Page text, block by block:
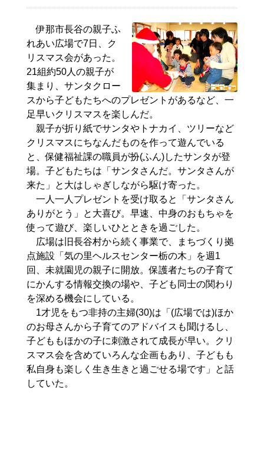
伊那市長谷の親子ふ
れあい広場で7日、ク
リスマス会があった。
21組約50人の親子が
集まり、サンタクロー
スから子どもたちへのプレゼントがあるなど、一
足早いクリスマスを楽しんだ。
親子が折り紙でサンタやトナカイ、ツリーなど
クリスマスにちなんだものを作って遊んでいる
と、保健福祉課の職員が扮(ふん)したサンタが登
場。子どもたちは「サンタさんだ。サンタさんが
来た」と大はしゃぎしながら駆け寄った。
一人一人プレゼントを受け取ると「サンタさん
ありがとう」と大喜び。早速、中身のおもちゃを
使って遊び、楽しいひとときを過ごした。
広場は旧長谷村から続く事業で、まちづくり拠
点施設「気の里ヘルスセンター栃の木」を週1
回、未就園児の親子に開放。保護者たちの子育て
にかんする情報交換の場や、子ども同士の関わり
を深める機会にしている。
1才児をもつ非持の主婦(30)は「(広場では)ほか
のお母さんから子育てのアドバイスも聞けるし、
子どももほかの子に刺激されて成長が早い。クリ
スマス会を含めていろんな企画もあり、子どもも
私自身も楽しく生き生きと過ごせる場です」と話
していた。